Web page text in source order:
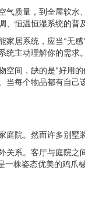
气质量，到全屋软
恒温恒湿系统的普
家居系统，应当“无
统主动理解你的需求。
间，缺的是“好用
每个物品都有自己
院。然而许多别墅
关系。客厅与庭院
株姿态优美的鸡爪